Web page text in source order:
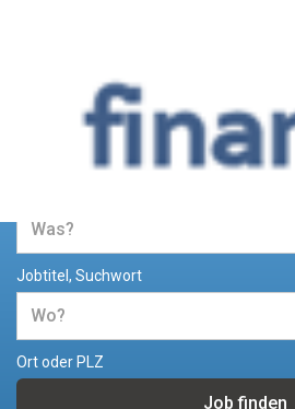
Jobs und Stellenangebote im
Bereich Finanzen
Jobtitel, Suchwort
Ort oder PLZ